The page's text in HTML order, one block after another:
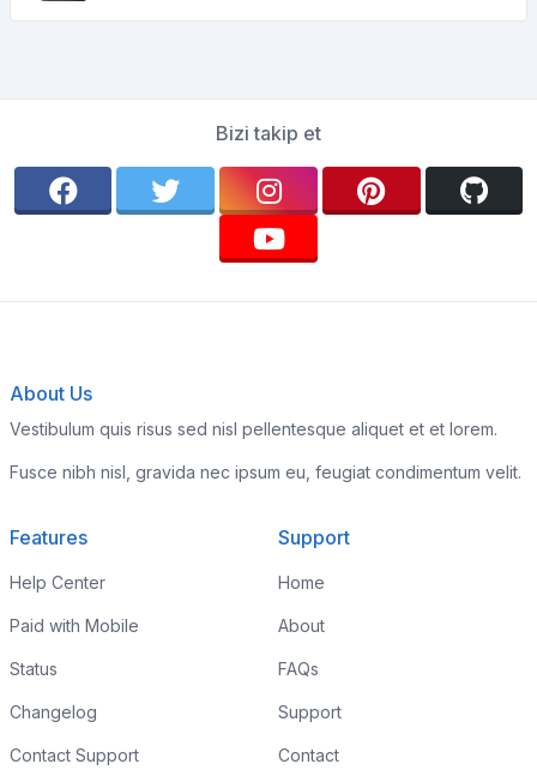
Bizi takip et
About Us
Vestibulum quis risus sed nisl pellentesque aliquet et et lorem.
Fusce nibh nisl, gravida nec ipsum eu, feugiat condimentum velit.
Features
Help Center
Paid with Mobile
Status
Changelog
Contact Support
Support
Home
About
FAQs
Support
Contact